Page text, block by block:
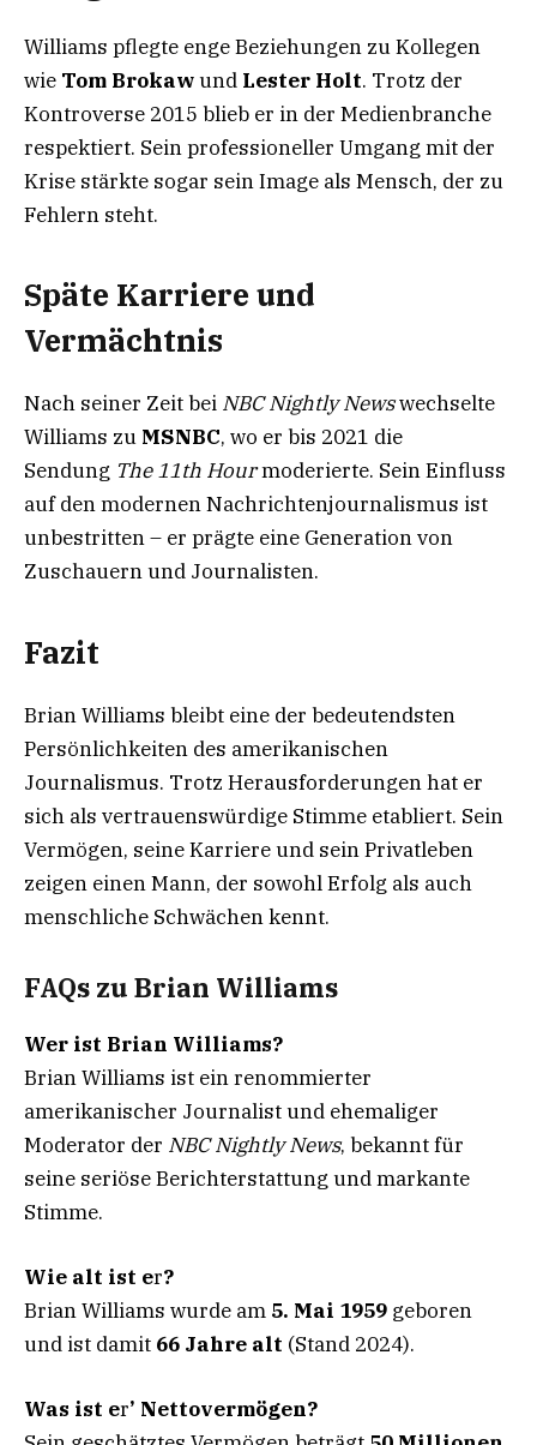
Williams pflegte enge Beziehungen zu Kollegen
wie Tom Brokawund Lester Holt. Trotz der
Kontroverse 2015 blieb er in der Medienbranche
respektiert. Sein professioneller Umgang mit der
Krise stärkte sogar sein Image als Mensch, der zu
Fehlern steht.
Späte Karriere und
Vermächtnis
Nach seiner Zeit bei NBC Nightly Newswechselte
Williams zu MSNBC, wo er bis 2021 die
Sendung The 11th Hourmoderierte. Sein Einfluss
auf den modernen Nachrichtenjournalismus ist
unbestritten – er prägte eine Generation von
Zuschauern und Journalisten.
Fazit
Brian Williams bleibt eine der bedeutendsten
Persönlichkeiten des amerikanischen
Journalismus. Trotz Herausforderungen hat er
sich als vertrauenswürdige Stimme etabliert. Sein
Vermögen, seine Karriere und sein Privatleben
zeigen einen Mann, der sowohl Erfolg als auch
menschliche Schwächen kennt.
FAQs zu Brian Williams
Wer ist Brian Williams?
Brian Williams ist ein renommierter
amerikanischer Journalist und ehemaliger
Moderator der NBC Nightly News, bekannt für
seine seriöse Berichterstattung und markante
Stimme.
Wie alt ist er?
Brian Williams wurde am 5. Mai 1959 geboren
und ist damit 66 Jahre alt (Stand 2024).
Was ist er’ Nettovermögen?